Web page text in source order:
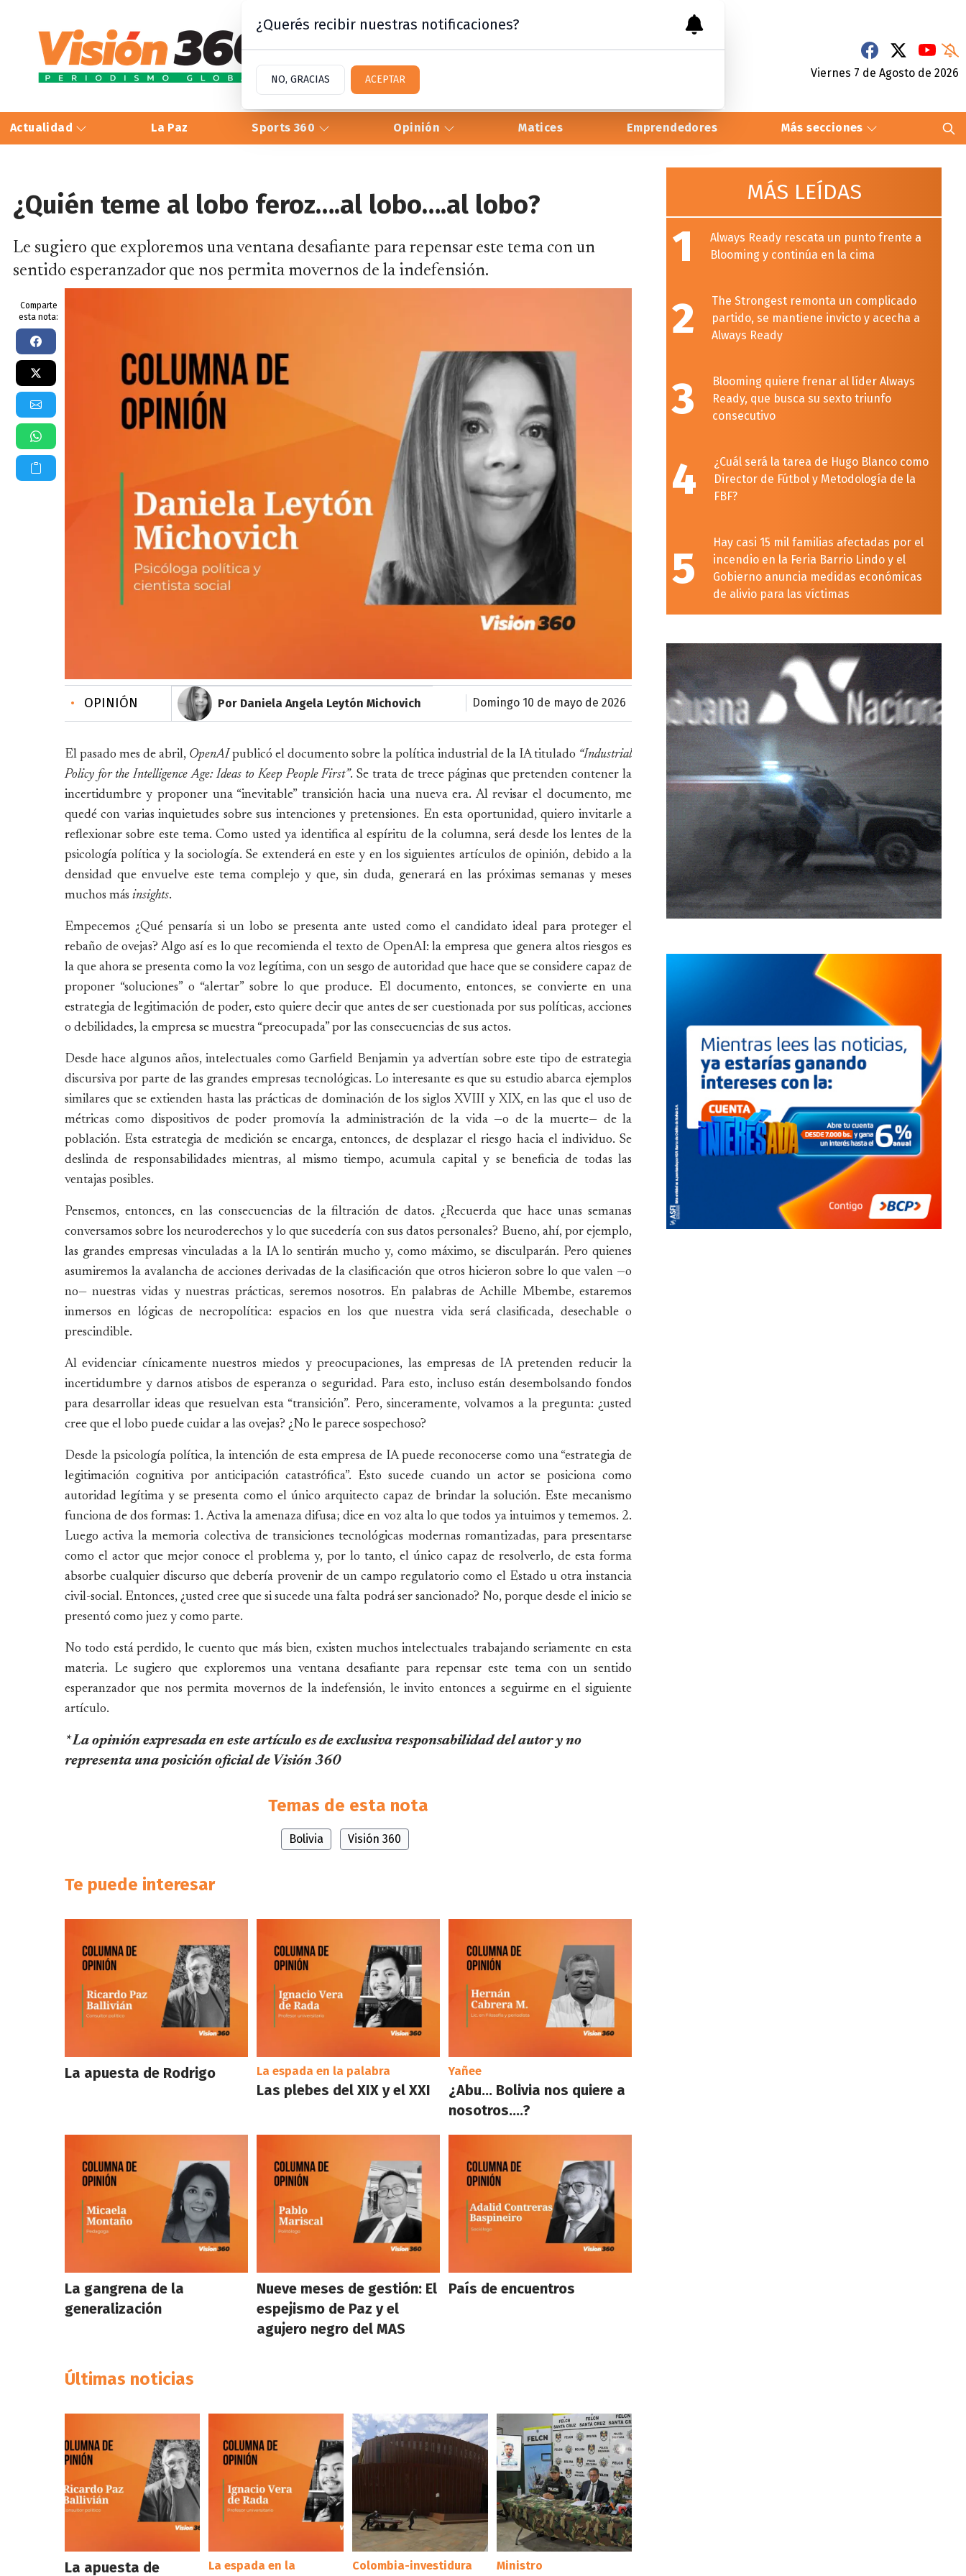
Viernes 7 de Agosto de 2026
Actualidad La Paz Sports 360 Opinión Matices Emprendedores Más secciones
¿Quién teme al lobo feroz….al lobo….al lobo?
Le sugiero que exploremos una ventana desafiante para repensar este tema con un
sentido esperanzador que nos permita movernos de la indefensión.
Comparte
esta nota:
• OPINIÓN Por Daniela Angela Leytón Michovich domingo 10 de mayo de 2026
El pasado mes de abril, OpenAI publicó el documento sobre la política industrial de la IA titulado “Industrial
Policy for the Intelligence Age: Ideas to Keep People First”. Se trata de trece páginas que pretenden contener la
incertidumbre y proponer una “inevitable” transición hacia una nueva era. Al revisar el documento, me
quedé con varias inquietudes sobre sus intenciones y pretensiones. En esta oportunidad, quiero invitarle a
reflexionar sobre este tema. Como usted ya identifica al espíritu de la columna, será desde los lentes de la
psicología política y la sociología. Se extenderá en este y en los siguientes artículos de opinión, debido a la
densidad que envuelve este tema complejo y que, sin duda, generará en las próximas semanas y meses
muchos más insights.
Empecemos ¿Qué pensaría si un lobo se presenta ante usted como el candidato ideal para proteger el
rebaño de ovejas? Algo así es lo que recomienda el texto de OpenAI: la empresa que genera altos riesgos es
la que ahora se presenta como la voz legítima, con un sesgo de autoridad que hace que se considere capaz de
proponer “soluciones” o “alertar” sobre lo que produce. El documento, entonces, se convierte en una
estrategia de legitimación de poder, esto quiere decir que antes de ser cuestionada por sus políticas, acciones
o debilidades, la empresa se muestra “preocupada” por las consecuencias de sus actos.
Desde hace algunos años, intelectuales como Garfield Benjamin ya advertían sobre este tipo de estrategia
discursiva por parte de las grandes empresas tecnológicas. Lo interesante es que su estudio abarca ejemplos
similares que se extienden hasta las prácticas de dominación de los siglos XVIII y XIX, en las que el uso de
métricas como dispositivos de poder promovía la administración de la vida —o de la muerte— de la
población. Esta estrategia de medición se encarga, entonces, de desplazar el riesgo hacia el individuo. Se
deslinda de responsabilidades mientras, al mismo tiempo, acumula capital y se beneficia de todas las
ventajas posibles.
Pensemos, entonces, en las consecuencias de la filtración de datos. ¿Recuerda que hace unas semanas
conversamos sobre los neuroderechos y lo que sucedería con sus datos personales? Bueno, ahí, por ejemplo,
las grandes empresas vinculadas a la IA lo sentirán mucho y, como máximo, se disculparán. Pero quienes
asumiremos la avalancha de acciones derivadas de la clasificación que otros hicieron sobre lo que valen —o
no— nuestras vidas y nuestras prácticas, seremos nosotros. En palabras de Achille Mbembe, estaremos
inmersos en lógicas de necropolítica: espacios en los que nuestra vida será clasificada, desechable o
prescindible.
Al evidenciar cínicamente nuestros miedos y preocupaciones, las empresas de IA pretenden reducir la
incertidumbre y darnos atisbos de esperanza o seguridad. Para esto, incluso están desembolsando fondos
para desarrollar ideas que resuelvan esta “transición”. Pero, sinceramente, volvamos a la pregunta: ¿usted
cree que el lobo puede cuidar a las ovejas? ¿No le parece sospechoso?
Desde la psicología política, la intención de esta empresa de IA puede reconocerse como una “estrategia de
legitimación cognitiva por anticipación catastrófica”. Esto sucede cuando un actor se posiciona como
autoridad legítima y se presenta como el único arquitecto capaz de brindar la solución. Este mecanismo
funciona de dos formas: 1. Activa la amenaza difusa; dice en voz alta lo que todos ya intuimos y tememos. 2.
Luego activa la memoria colectiva de transiciones tecnológicas modernas romantizadas, para presentarse
como el actor que mejor conoce el problema y, por lo tanto, el único capaz de resolverlo, de esta forma
absorbe cualquier discurso que debería provenir de un campo regulatorio como el Estado u otra instancia
civil-social. Entonces, ¿usted cree que si sucede una falta podrá ser sancionado? No, porque desde el inicio se
presentó como juez y como parte.
No todo está perdido, le cuento que más bien, existen muchos intelectuales trabajando seriamente en esta
materia. Le sugiero que exploremos una ventana desafiante para repensar este tema con un sentido
esperanzador que nos permita movernos de la indefensión, le invito entonces a seguirme en el siguiente
artículo.
* La opinión expresada en este artículo es de exclusiva responsabilidad del autor y no
representa una posición oficial de Visión 360
Temas de esta nota
Bolivia Visión 360
Te puede interesar
La apuesta de Rodrigo La espada en la palabra
Las plebes del XIX y el XXI
Yañee
¿Abu… Bolivia nos quiere a
nosotros….?
La gangrena de la
generalización
Nueve meses de gestión: El
espejismo de Paz y el
agujero negro del MAS
País de encuentros
Últimas noticias
La apuesta de
La espada en la
Colombia-investidura Ministro
MÁS LEÍDAS
1
Always Ready rescata un punto frente a
Blooming y continúa en la cima
2
The Strongest remonta un complicado
partido, se mantiene invicto y acecha a
Always Ready
3
Blooming quiere frenar al líder Always
Ready, que busca su sexto triunfo
consecutivo
4
¿Cuál será la tarea de Hugo Blanco como
Director de Fútbol y Metodología de la
FBF?
5
Hay casi 15 mil familias afectadas por el
incendio en la Feria Barrio Lindo y el
Gobierno anuncia medidas económicas
de alivio para las víctimas
¿Querés recibir nuestras notificaciones?
NO, GRACIAS ACEPTAR